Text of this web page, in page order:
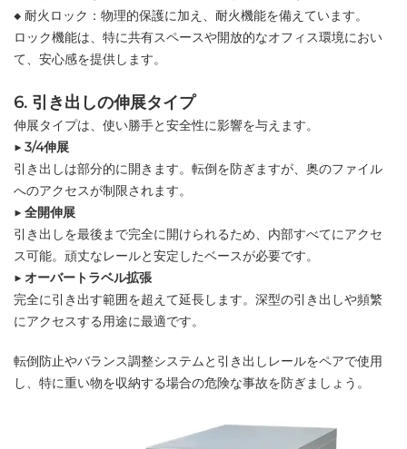
◆ 耐火ロック：物理的保護に加え、耐火機能を備えています。
ロック機能は、特に共有スペースや開放的なオフィス環境におい
て、安心感を提供します。
6. 引き出しの伸展タイプ
伸展タイプは、使い勝手と安全性に影響を与えます。
▶ 3/4伸展
引き出しは部分的に開きます。転倒を防ぎますが、奥のファイル
へのアクセスが制限されます。
▶ 全開伸展
引き出しを最後まで完全に開けられるため、内部すべてにアクセ
ス可能。頑丈なレールと安定したベースが必要です。
▶ オーバートラベル拡張
完全に引き出す範囲を超えて延長します。深型の引き出しや頻繁
にアクセスする用途に最適です。
転倒防止やバランス調整システムと引き出しレールをペアで使用
し、特に重い物を収納する場合の危険な事故を防ぎましょう。